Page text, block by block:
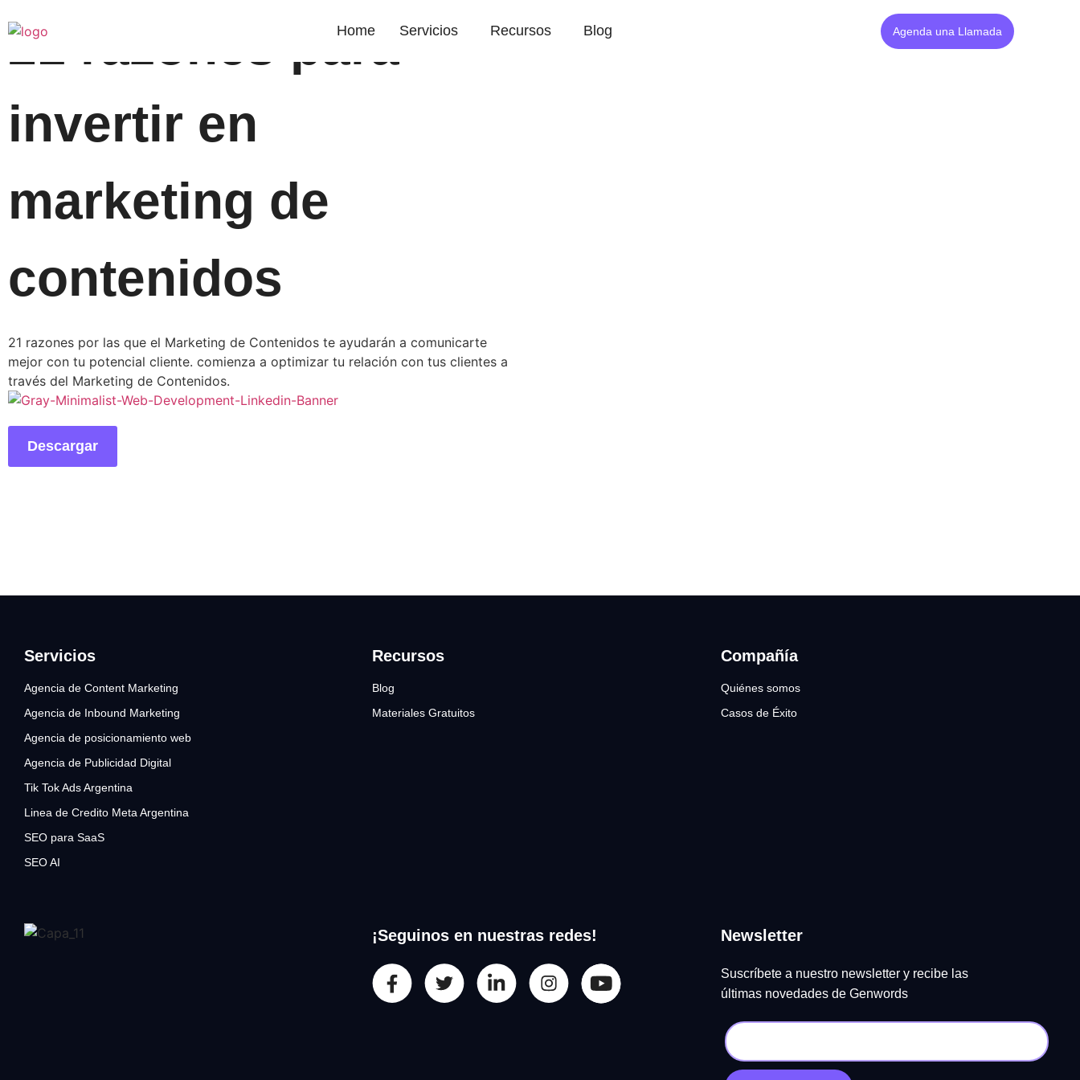
Home Servicios Recursos Blog Agenda una Llamada
21 razones para
invertir en
marketing de
contenidos
21 razones por las que el Marketing de Contenidos te ayudarán a comunicarte
mejor con tu potencial cliente. comienza a optimizar tu relación con tus clientes a
través del Marketing de Contenidos.
Descargar
Servicios
Agencia de Content Marketing
Agencia de Inbound Marketing
Agencia de posicionamiento web
Agencia de Publicidad Digital
Tik Tok Ads Argentina
Linea de Credito Meta Argentina
SEO para SaaS
SEO AI
Recursos
Blog
Materiales Gratuitos
Compañía
Quiénes somos
Casos de Éxito
¡Seguinos en nuestras redes! Newsletter
Suscríbete a nuestro newsletter y recibe las
últimas novedades de Genwords